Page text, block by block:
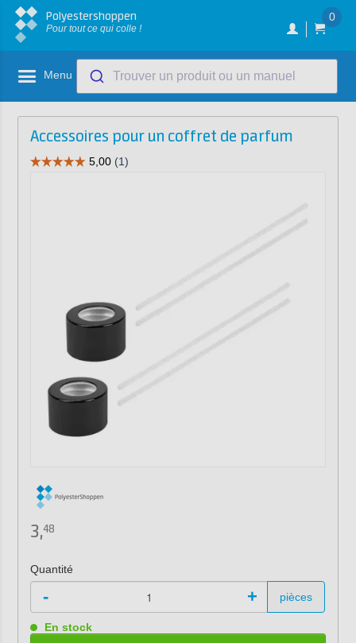
Polyestershoppen
Pour tout ce qui colle !
0
Menu Trouver un produit ou un manuel
Accessoires pour un coffret de parfum
3,48
Quantité
- + pièces
En stock